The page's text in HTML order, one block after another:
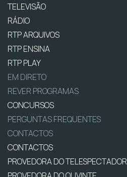
TELEVISÃO
RÁDIO
RTP ARQUIVOS
RTP ENSINA
RTP PLAY
EM DIRETO
REVER PROGRAMAS
CONCURSOS
PERGUNTAS FREQUENTES
CONTACTOS
CONTACTOS
PROVEDORA DO TELESPECTADOR